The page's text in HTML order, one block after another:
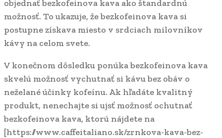
objednať bezkofeinova kava ako štandardnú
možnosť. To ukazuje, že bezkofeinova kava si
postupne získava miesto v srdciach milovníkov
kávy na celom svete.
V konečnom dôsledku ponúka bezkofeinova kava
skvelú možnosť vychutnať si kávu bez obáv o
neželané účinky kofeínu. Ak hľadáte kvalitný
produkt, nenechajte si ujsť možnosť ochutnať
bezkofeinova kava, ktorú nájdete na
[https://www.caffeitaliano.sk/zrnkova-kava-bez-